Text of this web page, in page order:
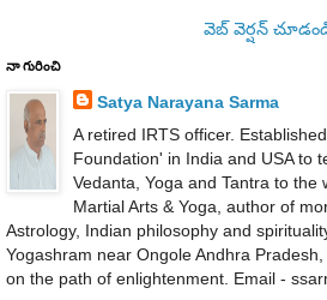
వెబ్ వెర్షన్‌
నా గురించి
Satya Narayana Sarma
A retired IRTS officer.
Foundation' in India and USA to
Vedanta, Yoga and Tantra to the
Martial Arts & Yoga, author of
Astrology, Indian philosophy and
Yogashram near Ongole Andhra
on the path of enlightenment. Email -